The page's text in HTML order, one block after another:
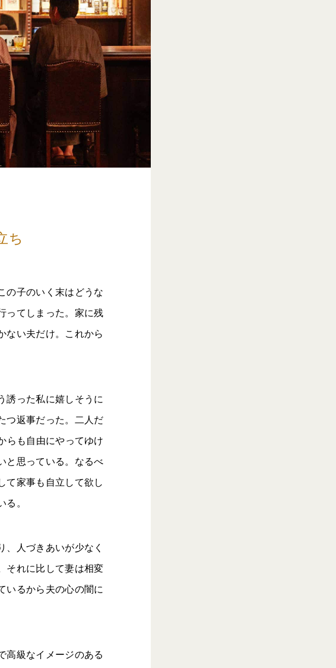
ち
の子のいく末はどうな
ってしまった。家に残
ない夫だけ。これから
誘った私に嬉しそうに
つ返事だった。二人だ
らも自由にやってゆけ
と思っている。なるべ
て家事も自立して欲し
。
人づきあいが少なく
それに比して妻は相変
いるから夫の心の闇に
高級なイメージのある